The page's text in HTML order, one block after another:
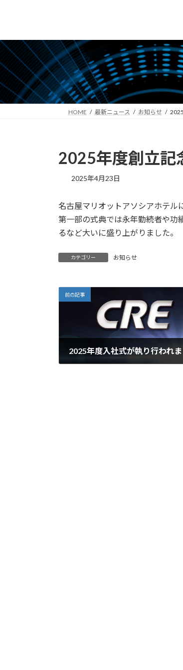
ン
ツ
へ
ス
キ
ッ
ー
シ
ョ
ン
に
移
HOME 最新ニュース お知らせ
2025年度創立記
2025年4月23日
名古屋マリオットアソシアホテル
第一部の式典では永年勤続者や功
るなど大いに盛り上がりました。
カテゴリー お知らせ
前の記事